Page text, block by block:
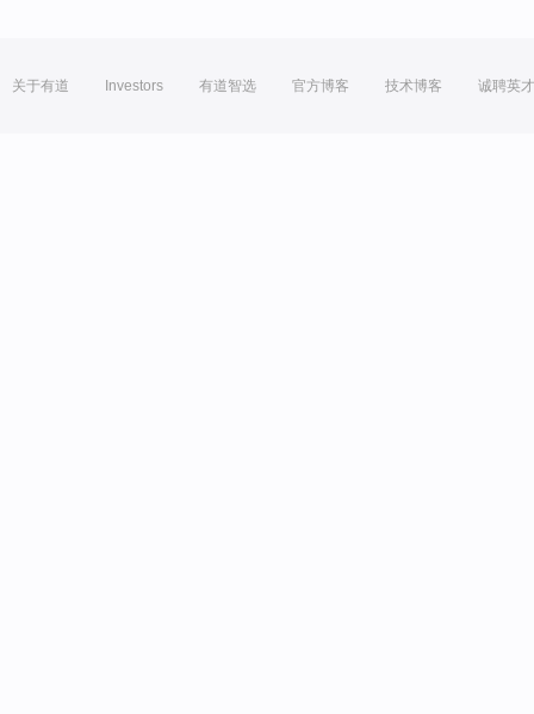
关于有道 Investors 有道智选 官方博客 技术博客 诚聘英才